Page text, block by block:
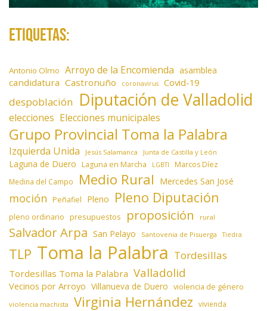
Etiquetas:
Antonio Olmo Arroyo de la Encomienda asamblea
candidatura Castronuño coronavirus Covid-19
despoblación Diputación de Valladolid
elecciones Elecciones municipales
Grupo Provincial Toma la Palabra
Izquierda Unida Jesús Salamanca Junta de Castilla y León
Laguna de Duero Laguna en Marcha LGBTI Marcos Díez
Medina del Campo Medio Rural Mercedes San José
moción Peñafiel Pleno Pleno Diputación
pleno ordinario presupuestos proposición rural
Salvador Arpa San Pelayo Santovenia de Pisuerga Tiedra
TLP Toma la Palabra Tordesillas
Tordesillas Toma la Palabra Valladolid
Vecinos por Arroyo Villanueva de Duero violencia de género
violencia machista Virginia Hernández vivienda